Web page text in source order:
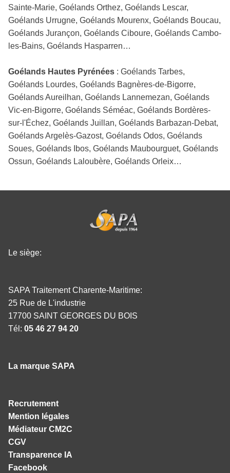
Sainte-Marie, Goélands Orthez, Goélands Lescar,
Goélands Urrugne, Goélands Mourenx, Goélands Boucau,
Goélands Jurançon, Goélands Ciboure, Goélands Cambo-
les-Bains, Goélands Hasparren…
Goélands Hautes Pyrénées : Goélands Tarbes,
Goélands Lourdes, Goélands Bagnères-de-Bigorre,
Goélands Aureilhan, Goélands Lannemezan, Goélands
Vic-en-Bigorre, Goélands Séméac, Goélands Bordères-
sur-l'Échez, Goélands Juillan, Goélands Barbazan-Debat,
Goélands Argelès-Gazost, Goélands Odos, Goélands
Soues, Goélands Ibos, Goélands Maubourguet, Goélands
Ossun, Goélands Laloubère, Goélands Orleix…
Le siège:
SAPA Traitement Charente-Maritime:
25 Rue de L'industrie
17700 SAINT GEORGES DU BOIS
Tél: 05 46 27 94 20
La marque SAPA
Recrutement
Mention légales
Médiateur CM2C
CGV
Transparence IA
Facebook